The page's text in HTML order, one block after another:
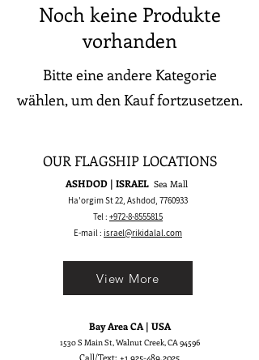
Noch keine Produkte
vorhanden
Bitte eine andere Kategorie
wählen, um den Kauf fortzusetzen.
OUR FLAGSHIP LOCATIONS
ASHDOD | ISRAEL Sea Mall
Ha'orgim St 22, Ashdod, 7760933
Tel : +972-8-8555815
E-mail : israel@rikidalal.com
Bay Area CA | USA
1530 S Main St, Walnut Creek, CA 94596
Call/Text: +1 925-489.2025
View More